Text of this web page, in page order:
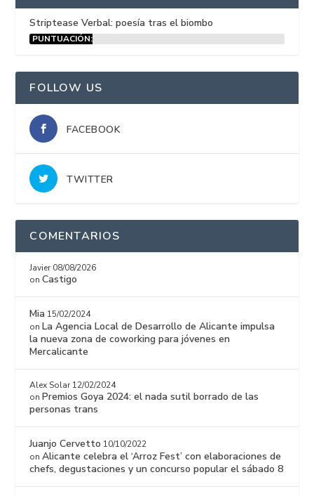
Striptease Verbal: poesía tras el biombo
PUNTUACIÓN:
FOLLOW US
FACEBOOK
TWITTER
COMENTARIOS
Javier 08/08/2026
onCastigo
Mia 15/02/2024
on La Agencia Local de Desarrollo de Alicante impulsa
la nueva zona de coworking para jóvenes en
Mercalicante
Alex Solar 12/02/2024
on Premios Goya 2024: el nada sutil borrado de las
personas trans
Juanjo Cervetto 10/10/2022
onAlicante celebra el ‘Arroz Fest’ con elaboraciones de
chefs, degustaciones y un concurso popular el sábado 8